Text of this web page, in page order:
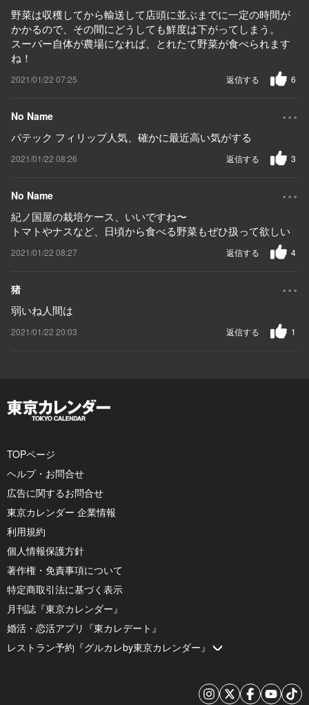
野菜は収穫してから輸送して店頭に並ぶまでに一定の時間が
かかるので、その間にどうしても鮮度は下がってしまう。
スーパー自体が農場になれば、とれたて野菜が食べられます
ね！
2021/01/22 07:25 6
返信する
No Name ...
パテック フィリップ人気、確かに最近高い気がする
2021/01/22 08:26 3
返信する
No Name ...
紀ノ国屋の栽培ケース、いいですね〜
トマトやナスなど、日頃から食べる野菜もぜひ扱って欲しい
2021/01/22 08:27 4
返信する
猪 ...
弱いね人間は
2021/01/22 20:03 1
返信する
TOPページ
ヘルプ・お問合せ
広告に関するお問合せ
東京カレンダー 企業情報
利用規約
個人情報保護方針
著作権・免責事項について
特定商取引法に基づく表示
月刊誌『東京カレンダー』
婚活・恋活アプリ『東カレデート』
レストラン予約『グルカレby東京カレンダー』